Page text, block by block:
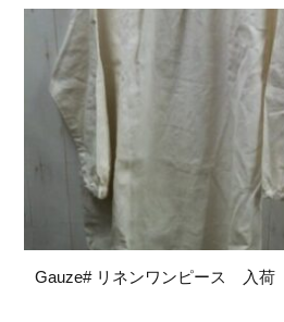
Gauze# リネンワンピース 入荷